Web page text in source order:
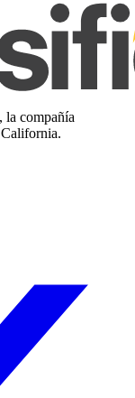
la compañía